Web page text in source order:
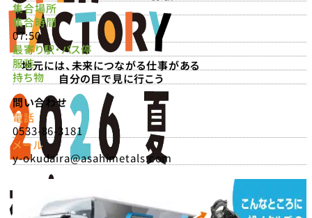
地元には、未来につながる仕事がある
自分の目で見に行こう
集合場所
集合時間
07:50
最寄り駅・バス停
服装
持ち物
問い合わせ
電話
0533-86-3181
メール
y-okudaira@asahimetals.com